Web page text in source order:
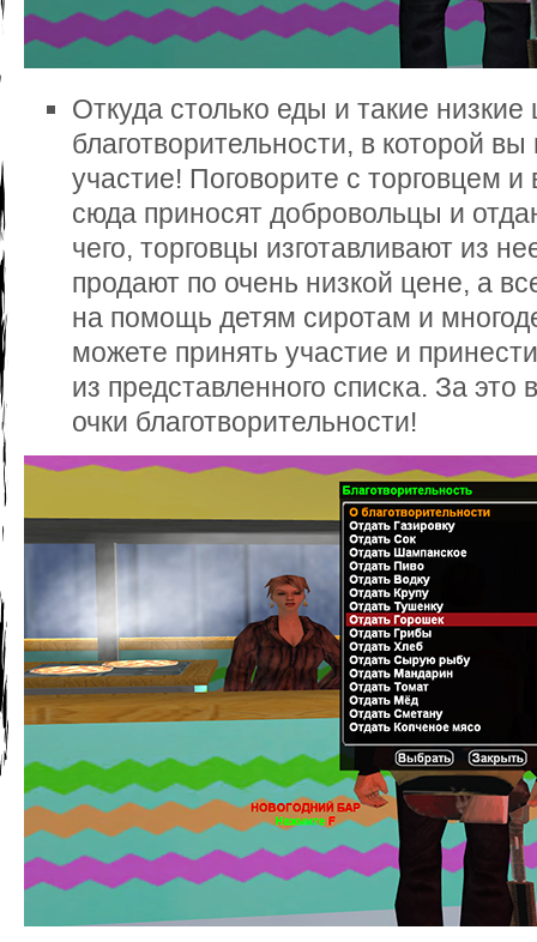
Откуда столько еды и такие
благотворительности, в которой
участие! Поговорите с торговцем
сюда приносят добровольцы и
чего, торговцы изготавливают из
продают по очень низкой цене, а
на помощь детям сиротам и
можете принять участие и
из представленного списка. За
очки благотворительности!